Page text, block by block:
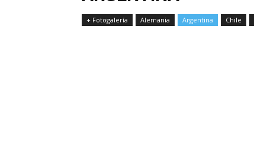
+ Fotogalería Alemania Argentina Chile